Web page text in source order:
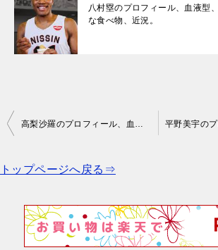
八村塁のプロフィール、血液型
な食べ物、近況。
投
ナ
トップページへ戻る⇒